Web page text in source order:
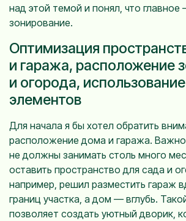
над этой темой и понял, что
зонирование.
Оптимизация
и гаража, расположение
и огорода,
элементов
Для начала я бы хотел обратить
расположение дома и гаража. Важно
не должны занимать столь много
оставить пространство для сада и
например, решил разместить гараж
границ участка, а дом — вглубь.
позволяет создать уютный дворик,